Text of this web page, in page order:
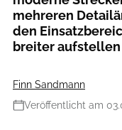
mehreren
den
breiter
Finn Sandmann
Veröffentlicht am